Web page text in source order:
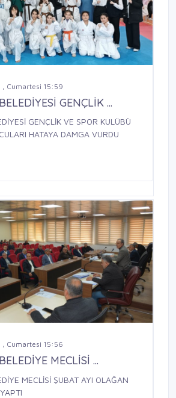
, Cumartesi 15:59
GENÇLİK ...
GENÇLİK VE SPOR KULÜBÜ
HATAYA DAMGA VURDU
, Cumartesi 15:56
MECLİSİ ...
MECLİSİ ŞUBAT AYI OLAĞAN